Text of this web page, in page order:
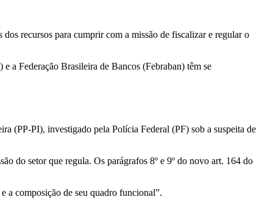
recursos para cumprir com a missão de fiscalizar e regular o
a Federação Brasileira de Bancos (Febraban) têm se
(PP-PI), investigado pela Polícia Federal (PF) sob a suspeita de
do setor que regula. Os parágrafos 8º e 9º do novo art. 164 do
a composição de seu quadro funcional”.